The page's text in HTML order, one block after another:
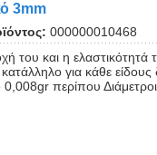
3mm
000000010468
του και η ελαστικότητά
για κάθε είδους
0,008gr περίπου